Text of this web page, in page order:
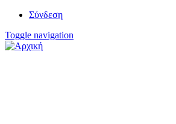
Σύνδεση
Toggle navigation